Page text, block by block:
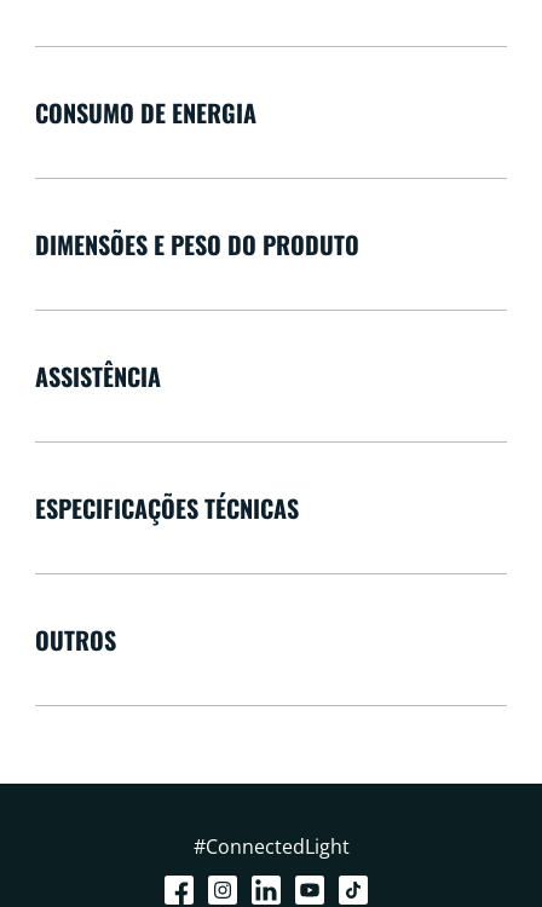
CONSUMO DE ENERGIA
DIMENSÕES E PESO DO PRODUTO
ASSISTÊNCIA
ESPECIFICAÇÕES TÉCNICAS
OUTROS
#ConnectedLight